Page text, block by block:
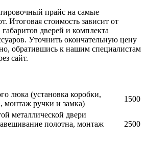
прайс на самые
Итоговая стоимость зависит от
дверей и комплекта
Уточнить окончательную цену
обратившись к нашим специалистам
сайт.
люка (установка коробки,
монтаж ручки и замка)
1500
металлической двери
полотна, монтаж
2500